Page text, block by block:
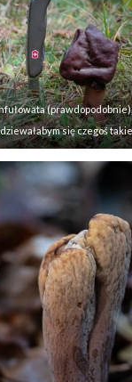
się czegoś